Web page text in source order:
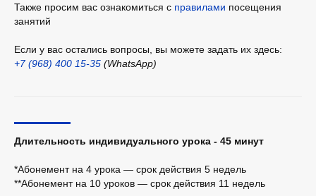
Также просим вас ознакомиться с правилами посещения
занятий
Если у вас остались вопросы, вы можете задать их здесь:
+7 (968) 400 15-35 (WhatsApp)
Длительность индивидуального урока - 45 минут
*Абонемент на 4 урока — срок действия 5 недель
**Абонемент на 10 уроков — срок действия 11 недель
для занятий у педагога
Кононенко Елены Сергеевны